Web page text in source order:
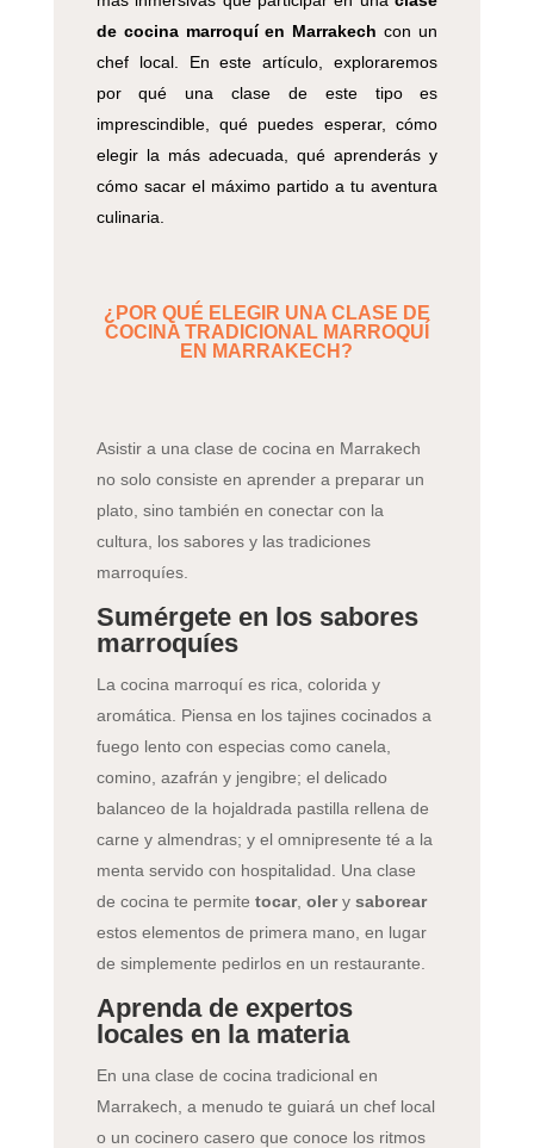
de cocina marroquí en Marrakech con un
chef local. En este artículo, exploraremos
por qué una clase de este tipo es
imprescindible, qué puedes esperar, cómo
elegir la más adecuada, qué aprenderás y
cómo sacar el máximo partido a tu aventura
culinaria.
¿POR QUÉ ELEGIR UNA CLASE DE
COCINA TRADICIONAL MARROQUÍ
EN MARRAKECH?
Asistir a una clase de cocina en Marrakech
no solo consiste en aprender a preparar un
plato, sino también en conectar con la
cultura, los sabores y las tradiciones
marroquíes.
Sumérgete en los sabores
marroquíes
La cocina marroquí es rica, colorida y
aromática. Piensa en los tajines cocinados a
fuego lento con especias como canela,
comino, azafrán y jengibre; el delicado
balanceo de la hojaldrada pastilla rellena de
carne y almendras; y el omnipresente té a la
menta servido con hospitalidad. Una clase
de cocina te permite tocar, olery saborear
estos elementos de primera mano, en lugar
de simplemente pedirlos en un restaurante.
Aprenda de expertos
locales en la materia
En una clase de cocina tradicional en
Marrakech, a menudo te guiará un chef local
o un cocinero casero que conoce los ritmos